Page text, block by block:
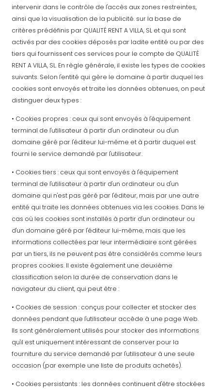
intervenir dans le contrôle de l'accès aux zones restreintes,
ainsi que la visualisation de la publicité. sur la base de
critères prédéfinis par QUALITÉ RENT A VILLA, SL et qui sont
activés par des cookies déposés par ladite entité ou par des
tiers qui fournissent ces services pour le compte de QUALITÉ
RENT A VILLA, SL. En règle générale, il existe les types de cookies
suivants. Selon l'entité qui gère le domaine à partir duquel les
cookies sont envoyés et traite les données obtenues, on peut
distinguer deux types :
• Cookies propres : ceux qui sont envoyés à l'équipement
terminal de l'utilisateur à partir d'un ordinateur ou d'un
domaine géré par l'éditeur lui-même et à partir duquel est
fourni le service demandé par l'utilisateur.
• Cookies tiers : ceux qui sont envoyés à l'équipement
terminal de l'utilisateur à partir d'un ordinateur ou d'un
domaine qui n'est pas géré par l'éditeur, mais par une autre
entité qui traite les données obtenues via les cookies. Dans le
cas où les cookies sont installés à partir d'un ordinateur ou
d'un domaine géré par l'éditeur lui-même, mais que les
informations collectées par leur intermédiaire sont gérées
par un tiers, ils ne peuvent pas être considérés comme leurs
propres cookies. Il existe également une deuxième
classification selon la durée de conservation dans le
navigateur du client, qui peut être :
• Cookies de session : conçus pour collecter et stocker des
données pendant que l'utilisateur accède à une page Web.
Ils sont généralement utilisés pour stocker des informations
qu'il est uniquement intéressant de conserver pour la
fourniture du service demandé par l'utilisateur à une seule
occasion (par exemple une liste de produits achetés).
• Cookies persistants : les données continuent d'être stockées